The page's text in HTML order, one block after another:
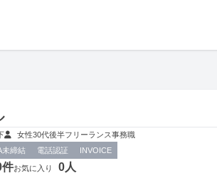
女性30代後半フリーランス事務職
未締結 電話認証 INVOICE
件お気に入り 0人